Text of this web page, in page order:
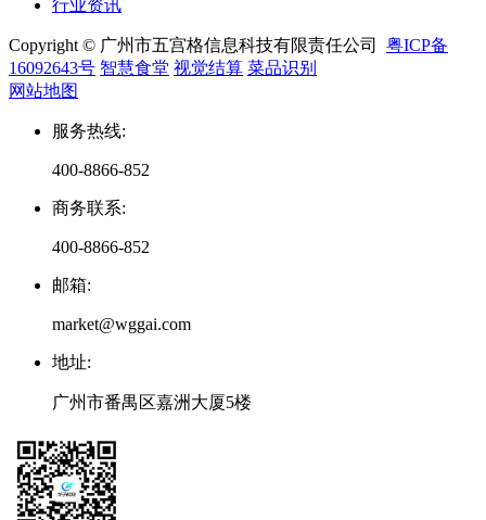
行业资讯
Copyright © 广州市五宫格信息科技有限责任公司 粤ICP备
16092643号 智慧食堂 视觉结算 菜品识别
网站地图
服务热线:
400-8866-852
商务联系:
400-8866-852
邮箱:
market@wggai.com
地址:
广州市番禺区嘉洲大厦5楼